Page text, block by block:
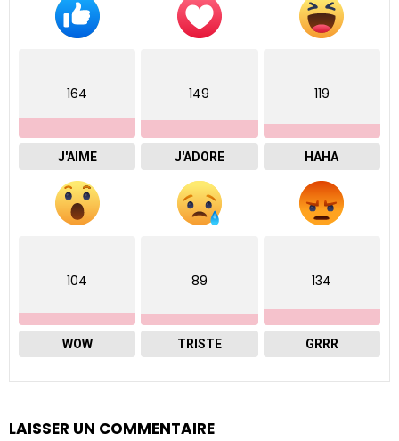
164
J'AIME
149
J'ADORE
119
HAHA
104
WOW
89
TRISTE
134
GRRR
LAISSER UN COMMENTAIRE